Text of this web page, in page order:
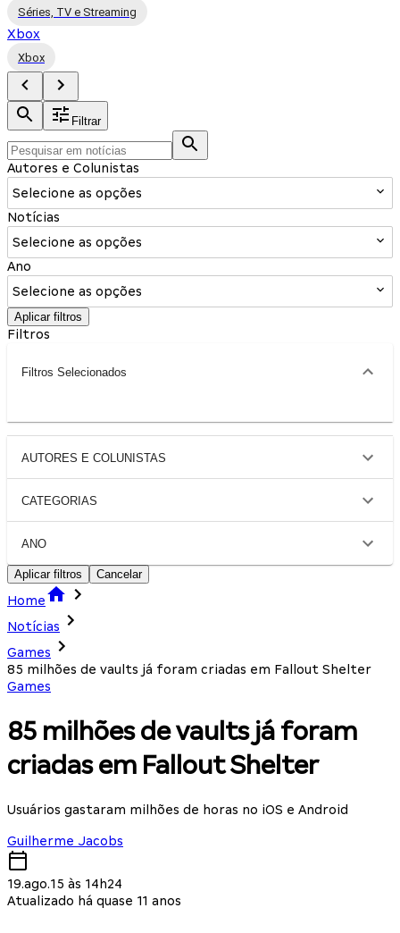
Séries, TV e Streaming
Xbox
Xbox
Filtrar
Autores e Colunistas
Selecione as opções
Notícias
Selecione as opções
Ano
Selecione as opções
Aplicar filtros
Filtros
Filtros Selecionados
AUTORES E COLUNISTAS
CATEGORIAS
ANO
Aplicar filtros Cancelar
Home
Notícias
Games
85 milhões de vaults já foram criadas em Fallout Shelter
Games
85 milhões de vaults já foram
criadas em Fallout Shelter
Usuários gastaram milhões de horas no iOS e Android
Guilherme Jacobs
19.ago.15 às 14h24
Atualizado há quase 11 anos